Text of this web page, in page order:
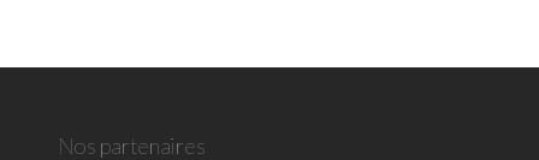
Nos partenaires